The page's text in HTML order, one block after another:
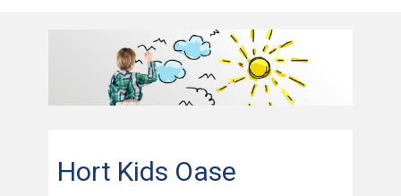
Hort Kids Oase